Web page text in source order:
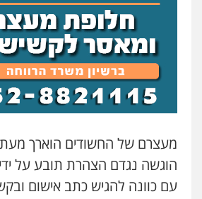
0504456555
עו"ד אילן אלימלך
פלילי פשיעה חמורה
0522992110
כלכלי צווארון לבן
מס הלבנת הון
0505471497
מעצרם של החשודים הוארך
הוגשה נגדם הצהרת תובע על
עם כוונה להגיש כתב אישום
עו"ד אורנת קמרון
פלילי תעבורה עורכי דין
משפחה נוער
0505417090
שני אלגרבלי – משרד
פלילי עורכי דין לענייני
פלילי פשיעה חמורה